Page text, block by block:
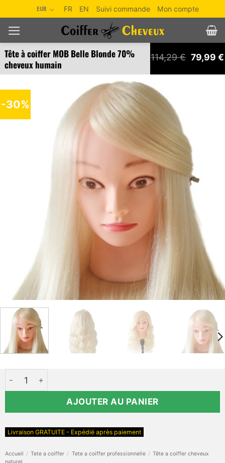
au
contenu
EUR FR EN Suivi commande Mon compte
Tête à coiffer MOB Belle Blonde 70%
cheveux humain
114,29€ Le
prix
initial
79,99€
-30%
Accueil / Tete a coiffer / Tete a coiffer professionnelle / Tête a coiffer cheveux
naturel
quantité de Tête à coiffer MOB Belle Blonde 70%
AJOUTER AU PANIER
Livraison GRATUITE - Expédié après paiement